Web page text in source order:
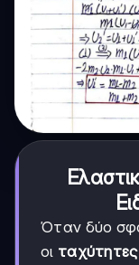
Όταν δύο
οι